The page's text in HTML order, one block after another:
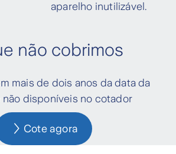
aparelho inutilizável.
não cobrimos
mais de dois anos da data da
não disponíveis no cotador
Cote agora